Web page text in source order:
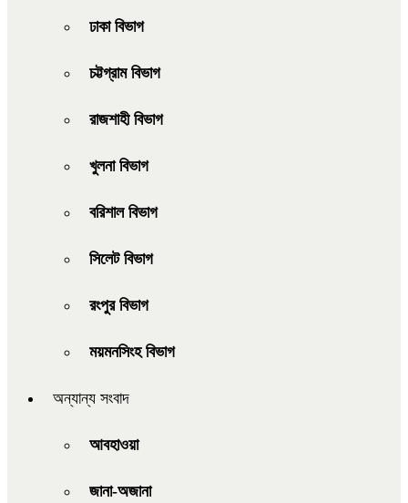
ঢাকা বিভাগ
চট্টগ্রাম বিভাগ
রাজশাহী বিভাগ
খুলনা বিভাগ
বরিশাল বিভাগ
সিলেট বিভাগ
রংপুর বিভাগ
ময়মনসিংহ বিভাগ
অন্যান্য সংবাদ
আবহাওয়া
জানা-অজানা